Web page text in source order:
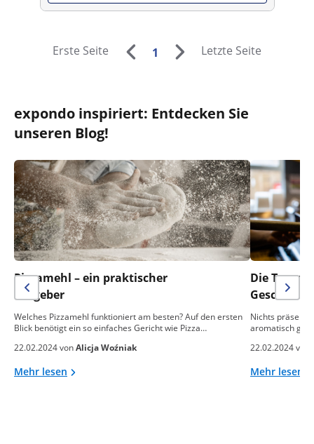
Erste Seite 1 Letzte Seite
expondo inspiriert: Entdecken Sie
unseren Blog!
Pizzamehl – ein praktischer
Ratgeber
Welches Pizzamehl funktioniert am besten? Auf den ersten
Blick benötigt ein so einfaches Gericht wie Pizza…
22.02.2024 vonAlicja Woźniak
Mehr lesen
Die
Nichts
aromatisch
22.02.2024 von
Mehr lesen